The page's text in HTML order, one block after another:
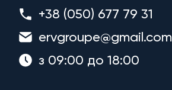
+38 (050) 677 79 31
ervgroupe@gmail.com
з 09:00 до 18:00